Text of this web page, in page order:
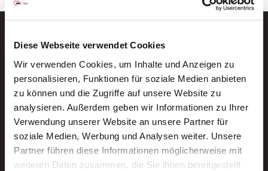
Diese Webseite verwendet Cookies
Wir verwenden Cookies, um Inhalte und Anzeigen zu
personalisieren, Funktionen für soziale Medien anbieten
zu können und die Zugriffe auf unsere Website zu
analysieren. Außerdem geben wir Informationen zu Ihrer
Verwendung unserer Website an unsere Partner für
soziale Medien, Werbung und Analysen weiter. Unsere
Partner führen diese Informationen möglicherweise mit
weiteren Daten zusammen, die Sie ihnen bereitgestellt
Neue Stellen per E-Mail.
Ein kostenloser Service von AWO
Jobs.
E-Mail-Adresse eintragen